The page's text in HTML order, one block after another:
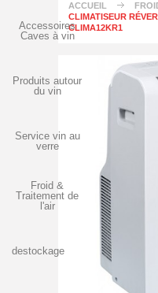
Accessoires
Caves à vin
Produits autour
du vin
Service vin au
verre
Froid &
Traitement de
l'air
destockage
ACCUEIL
CLIMATISEUR
CLIMA12KR1